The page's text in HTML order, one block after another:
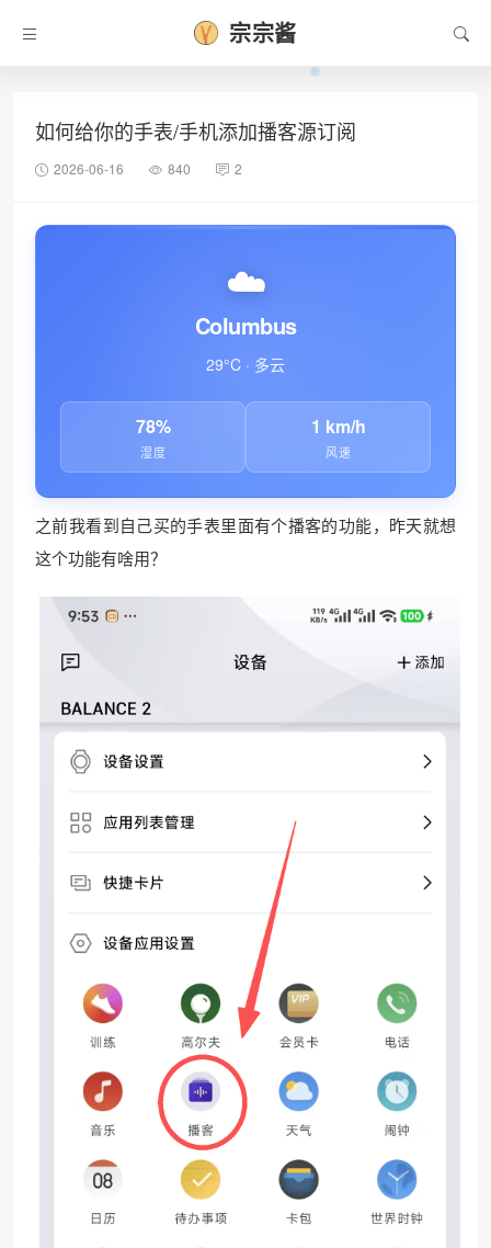
宗宗酱
如何给你的手表/手机添加播客源订阅
2026-06-16 840 2
☁️
Columbus
29°C · 多云
78%
湿度
1 km/h
风速
之前我看到自己买的手表里面有个播客的功能，昨天就想
这个功能有啥用？